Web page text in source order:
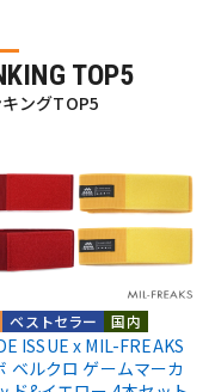
TOP5
ングTOP5
国内
ベストセラー
ISSUE x MIL-FREAKS
ベルクロ ゲームマーカ